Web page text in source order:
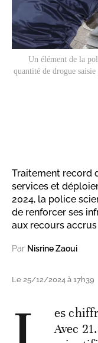
Un élément de la
quantité de drogue
Traitement record
services et
2024, la police
de renforcer ses
aux recours
Par Nisrine Zaoui
Le 25/12/2024 à 17h39
es
Avec